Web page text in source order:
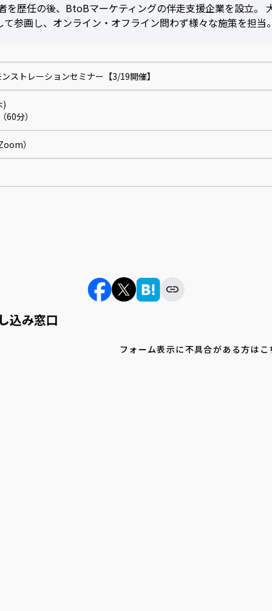
歴任の後、BtoBマーケティングの伴走支援企業を設立
参画し、オンライン・オフライン問わず様々な施策を担
ストレーションセミナー【3/19開催】
)
60分）
）
込み窓口
フォーム表示に不具合がある方はこ